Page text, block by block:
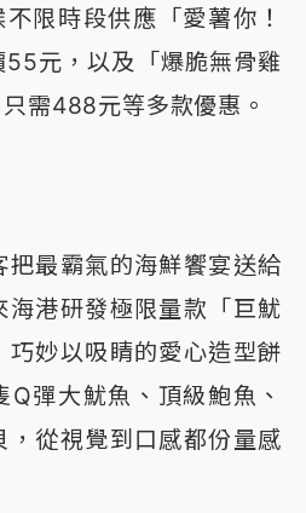
限時段供應「愛薯你！
元，以及「爆脆無骨雞
需488元等多款優惠。
最霸氣的海鮮饗宴送給
港研發極限量款「巨魷
巧妙以吸睛的愛心造型餅
彈大魷魚、頂級鮑魚、
，從視覺到口感都份量感